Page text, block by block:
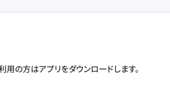
用の方はアプリをダウンロードします。